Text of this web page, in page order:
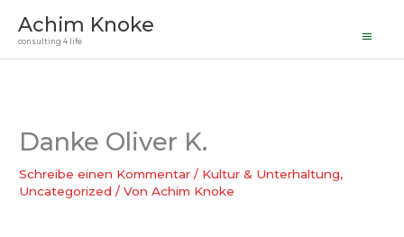
InhaltAchim Knoke
consulting 4 life
Danke Oliver K.
Schreibe einen Kommentar / Kultur & Unterhaltung,
Uncategorized / VonAchim Knoke